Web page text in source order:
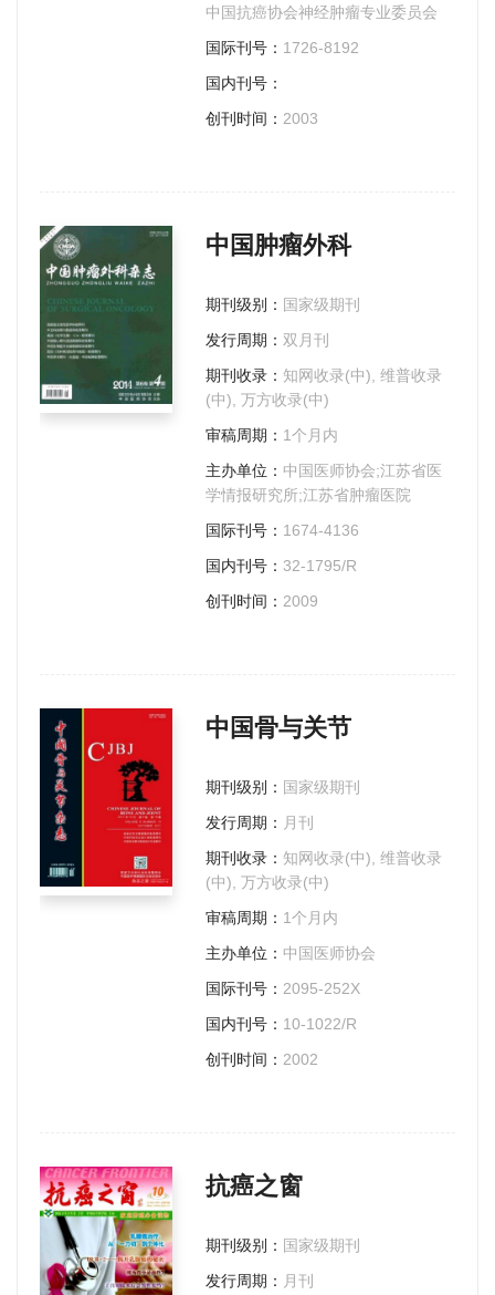
中国抗癌协会神经肿瘤专业委员会
国际刊号： 1726-8192
国内刊号：
创刊时间： 2003
中国肿瘤外科
期刊级别： 国家级期刊
发行周期： 双月刊
期刊收录： 知网收录(中), 维普收录
(中), 万方收录(中)
审稿周期： 1个月内
主办单位： 中国医师协会;江苏省医
学情报研究所;江苏省肿瘤医院
国际刊号： 1674-4136
国内刊号： 32-1795/R
创刊时间： 2009
中国骨与关节
期刊级别： 国家级期刊
发行周期： 月刊
期刊收录： 知网收录(中), 维普收录
(中), 万方收录(中)
审稿周期： 1个月内
主办单位： 中国医师协会
国际刊号： 2095-252X
国内刊号： 10-1022/R
创刊时间： 2002
抗癌之窗
期刊级别： 国家级期刊
发行周期： 月刊